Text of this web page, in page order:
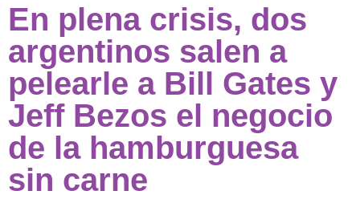
En plena crisis, dos
argentinos salen a
pelearle a Bill Gates y
Jeff Bezos el negocio
de la hamburguesa
sin carne